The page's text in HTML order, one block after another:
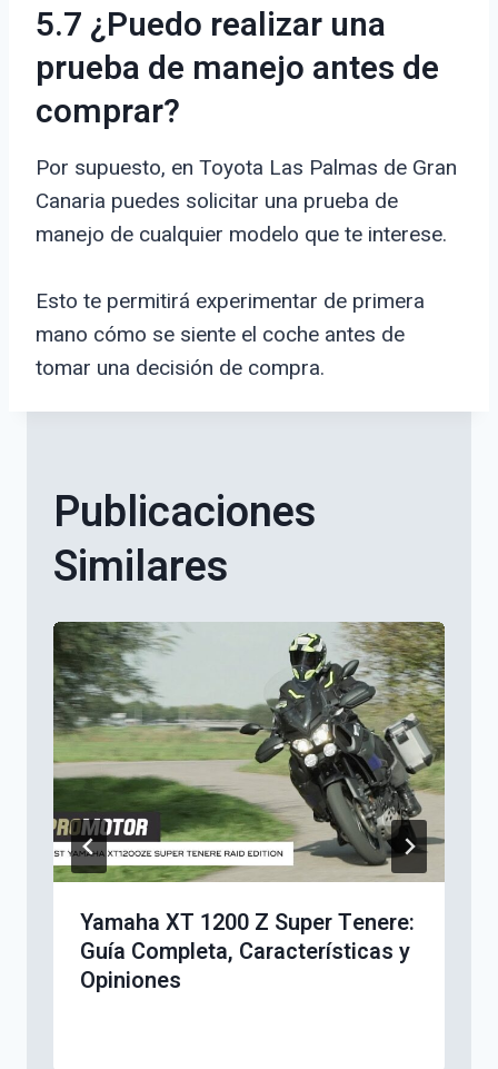
5.7 ¿Puedo realizar una
prueba de manejo antes de
comprar?
Por supuesto, en Toyota Las Palmas de Gran
Canaria puedes solicitar una prueba de
manejo de cualquier modelo que te interese.
Esto te permitirá experimentar de primera
mano cómo se siente el coche antes de
tomar una decisión de compra.
Publicaciones
Similares
Yamaha XT 1200 Z Super Tenere:
Guía Completa, Características y
Opiniones